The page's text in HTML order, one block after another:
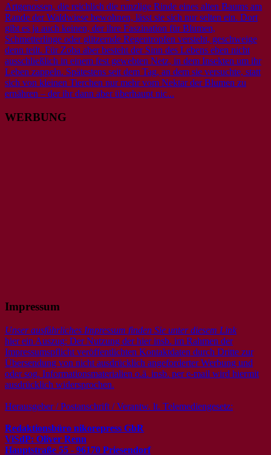
Artgenossen, die reichlich die runzlige Rinde eines alten Baums am
Rande der Waldwiese bewohnen, lässt sie sich nur selten ein. Dort
gibt es ja auch keinen, der ihre Faszination für Blumen,
Schmetterlinge oder glitzernde Regentropfen versteht, geschweige
denn teilt. Für Zoba aber besteht der Sinn des Lebens eben nicht
ausschließlich in einem fest gewebten Netz, in dem Insekten um ihr
Leben zappeln. Spätestens seit dem Tag, an dem sie versuchte, statt
sich von kleinen Tierchen nur mehr vom Nektar der Blumen zu
ernähren – der ihr dann aber überhaupt nic...
WERBUNG
Impressum
Unser ausführliches Impressum finden Sie unter diesem Link
hier ein Auszug: Der Nutzung der hier insb. im Rahmen der
Impressumspflicht veröffentlichten Kontaktdaten durch Dritte zur
Übersendung von nicht ausdrücklich angeforderter Werbung und
oder sog. Informationsmaterialien o.ä. insb. per e-mail wird hiermit
ausdrücklich widersprochen.
Herausgeber / Postanschrift / Verantw. lt. Telemediengesetz:
Redaktionsbüro nikorepress GbR
ViSdP: Oliver Renn
Hauptstraße 55 - 96170 Priesendorf